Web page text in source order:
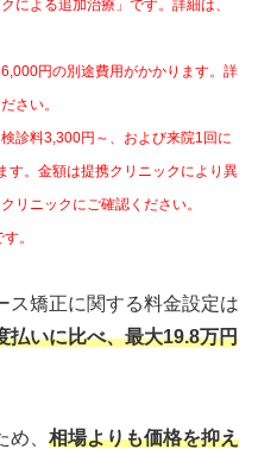
による追加治療」です。詳細は、
円の別途費用がかかります。詳
さい。
診料3,300円～、および来院1回に
す。金額は提携クリニックにより異
リニックにご確認ください。
。
ス矯正に関する料金設定は
払いに比べ、最大19.8万円
、 相場よりも価格を抑え